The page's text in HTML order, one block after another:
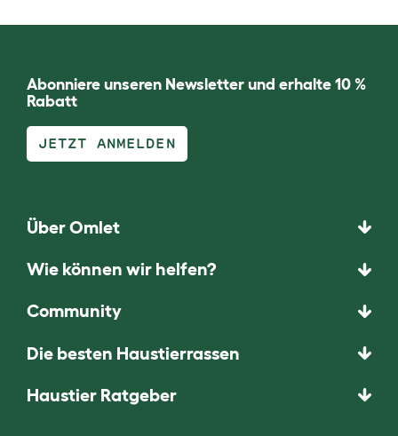
Abonniere unseren Newsletter und erhalte 10 %
Rabatt
JETZT ANMELDEN
Über Omlet
Wie können wir helfen?
Community
Die besten Haustierrassen
Haustier Ratgeber